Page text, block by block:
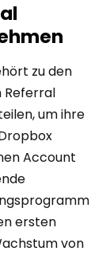
zu den
Referral
um ihre
Account
ersten
von